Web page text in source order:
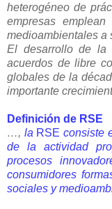
heterogéneo de
empresas
medioambientales a
El desarrollo de la
acuerdos de libre
globales de la
importante
Definición de RSE
…, la RSEconsiste
de la actividad
procesos
consumidores
sociales y